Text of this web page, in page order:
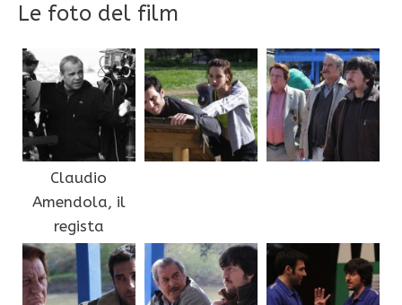
Le foto del film
Claudio
Amendola, il
regista